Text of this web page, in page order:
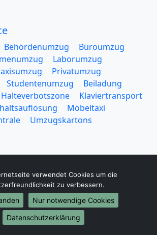
Behördenumzug
Büroumzug
Laborumzug
Privatumzug
Studentenumzug
Beiladung
Halteverbotszone
Klaviertransport
Möbeltaxi
Umzugskartons
nach Belarus
nach Belgien
nach Bulgarien
verwendet Cookies um die
zu verbessern.
Nur notwendige Cookies
Datenschutzerklärung